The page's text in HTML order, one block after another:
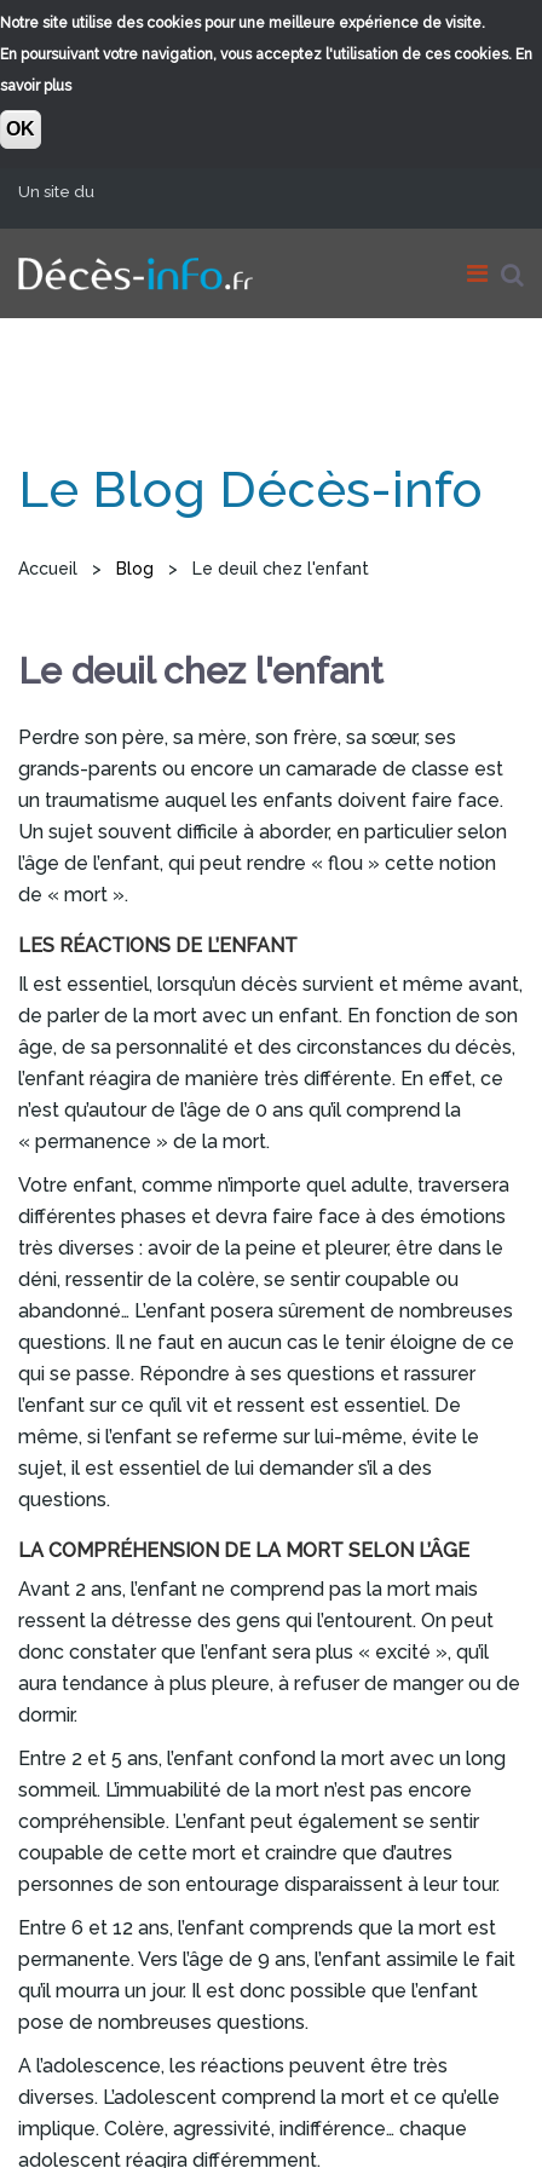
Notre site utilise des cookies pour une meilleure expérience de visite.
En poursuivant votre navigation, vous acceptez l'utilisation de ces cookies. En
savoir plus
OK
Aller au contenu principal
Un site du
Le Blog Décès-info
Vous êtes ici
Accueil > Blog > Le deuil chez l'enfant
Le deuil chez l'enfant
Perdre son père, sa mère, son frère, sa sœur, ses
grands-parents ou encore un camarade de classe est
un traumatisme auquel les enfants doivent faire face.
Un sujet souvent difficile à aborder, en particulier selon
l’âge de l’enfant, qui peut rendre « flou » cette notion
de « mort ».
LES RÉACTIONS DE L’ENFANT
Il est essentiel, lorsqu’un décès survient et même avant,
de parler de la mort avec un enfant. En fonction de son
âge, de sa personnalité et des circonstances du décès,
l’enfant réagira de manière très différente. En effet, ce
n’est qu’autour de l’âge de 0 ans qu’il comprend la
« permanence » de la mort.
Votre enfant, comme n’importe quel adulte, traversera
différentes phases et devra faire face à des émotions
très diverses : avoir de la peine et pleurer, être dans le
déni, ressentir de la colère, se sentir coupable ou
abandonné… L’enfant posera sûrement de nombreuses
questions. Il ne faut en aucun cas le tenir éloigne de ce
qui se passe. Répondre à ses questions et rassurer
l’enfant sur ce qu’il vit et ressent est essentiel. De
même, si l’enfant se referme sur lui-même, évite le
sujet, il est essentiel de lui demander s’il a des
questions.
LA COMPRÉHENSION DE LA MORT SELON L’ÂGE
Avant 2 ans, l’enfant ne comprend pas la mort mais
ressent la détresse des gens qui l’entourent. On peut
donc constater que l’enfant sera plus « excité », qu’il
aura tendance à plus pleure, à refuser de manger ou de
dormir.
Entre 2 et 5 ans, l’enfant confond la mort avec un long
sommeil. L’immuabilité de la mort n’est pas encore
compréhensible. L’enfant peut également se sentir
coupable de cette mort et craindre que d’autres
personnes de son entourage disparaissent à leur tour.
Entre 6 et 12 ans, l’enfant comprends que la mort est
permanente. Vers l’âge de 9 ans, l’enfant assimile le fait
qu’il mourra un jour. Il est donc possible que l’enfant
pose de nombreuses questions.
A l’adolescence, les réactions peuvent être très
diverses. L’adolescent comprend la mort et ce qu’elle
implique. Colère, agressivité, indifférence… chaque
adolescent réagira différemment.